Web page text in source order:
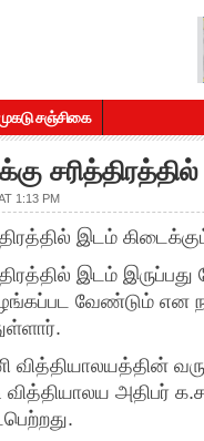
சஞ்சிகை
1:13 PM
இடம்
இடம்
வேண்டும் என
வித்தியாலயத்தின்
அதிபர்